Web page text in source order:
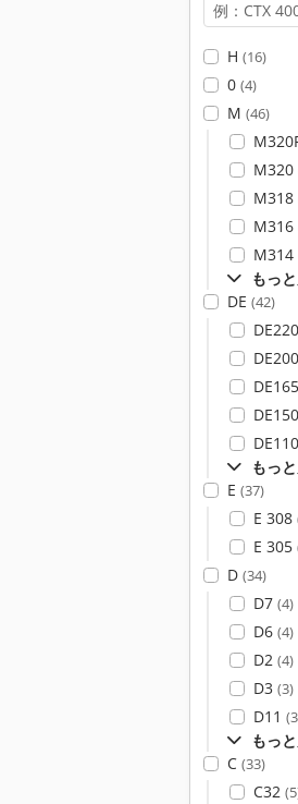
H (16)
0 (4)
M (46)
M320
M318
M316
M314
もっ
DE (42)
もっ
E (37)
E 308
E 305
D (34)
D7 (4)
D6 (4)
D2 (4)
D3 (3)
D11
もっ
C (33)
C32